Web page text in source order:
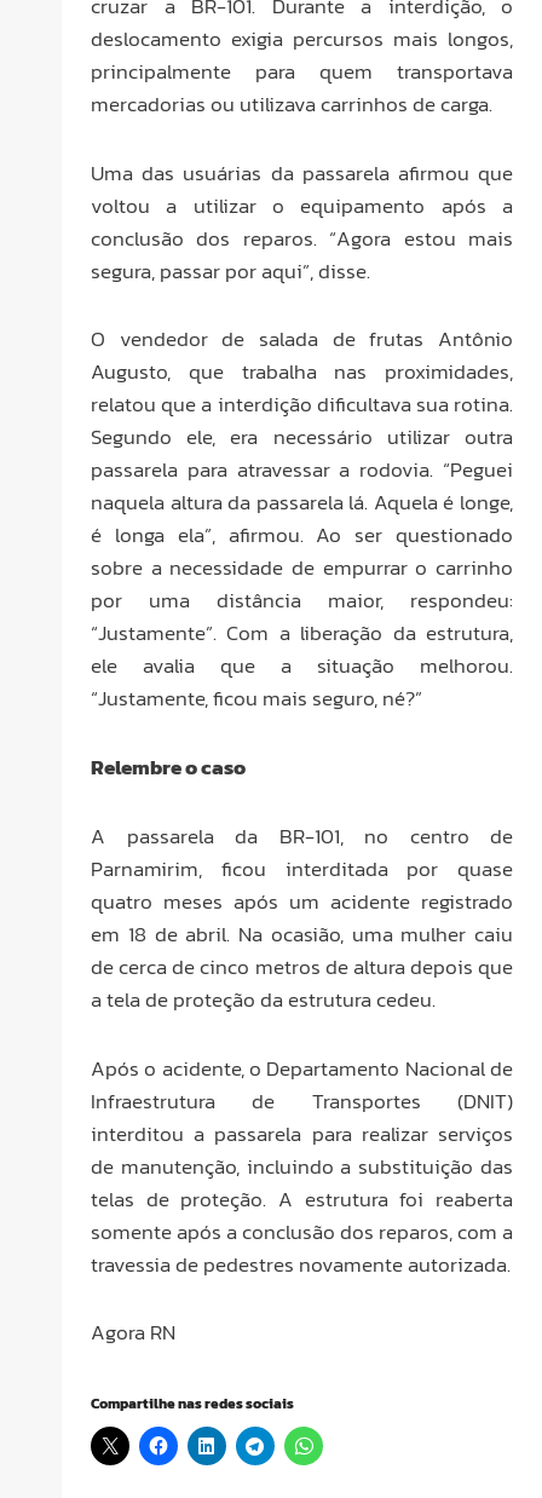
deslocamento exigia percursos mais longos,
principalmente para quem transportava
mercadorias ou utilizava carrinhos de carga.
Uma das usuárias da passarela afirmou que
voltou a utilizar o equipamento após a
conclusão dos reparos. “Agora estou mais
segura, passar por aqui”, disse.
O vendedor de salada de frutas Antônio
Augusto, que trabalha nas proximidades,
relatou que a interdição dificultava sua rotina.
Segundo ele, era necessário utilizar outra
passarela para atravessar a rodovia. “Peguei
naquela altura da passarela lá. Aquela é longe,
é longa ela”, afirmou. Ao ser questionado
sobre a necessidade de empurrar o carrinho
por uma distância maior, respondeu:
“Justamente”. Com a liberação da estrutura,
ele avalia que a situação melhorou.
“Justamente, ficou mais seguro, né?”
Relembre o caso
A passarela da BR-101, no centro de
Parnamirim, ficou interditada por quase
quatro meses após um acidente registrado
em 18 de abril. Na ocasião, uma mulher caiu
de cerca de cinco metros de altura depois que
a tela de proteção da estrutura cedeu.
Após o acidente, o Departamento Nacional de
Infraestrutura de Transportes (DNIT)
interditou a passarela para realizar serviços
de manutenção, incluindo a substituição das
telas de proteção. A estrutura foi reaberta
somente após a conclusão dos reparos, com a
travessia de pedestres novamente autorizada.
Agora RN
Compartilhe nas redes sociais